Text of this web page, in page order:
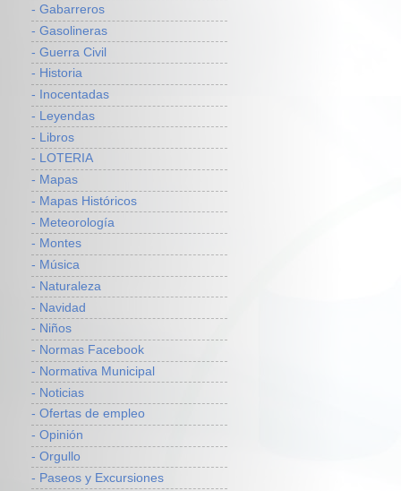
- Gabarreros
- Gasolineras
- Guerra Civil
- Historia
- Inocentadas
- Leyendas
- Libros
- LOTERIA
- Mapas
- Mapas Históricos
- Meteorología
- Montes
- Música
- Naturaleza
- Navidad
- Niños
- Normas Facebook
- Normativa Municipal
- Noticias
- Ofertas de empleo
- Opinión
- Orgullo
- Paseos y Excursiones